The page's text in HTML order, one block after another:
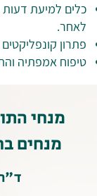
כלים למיעת
לאחר.
פתרון
טיפוח אמפתיה
מנחי
מנחים
ד"ר